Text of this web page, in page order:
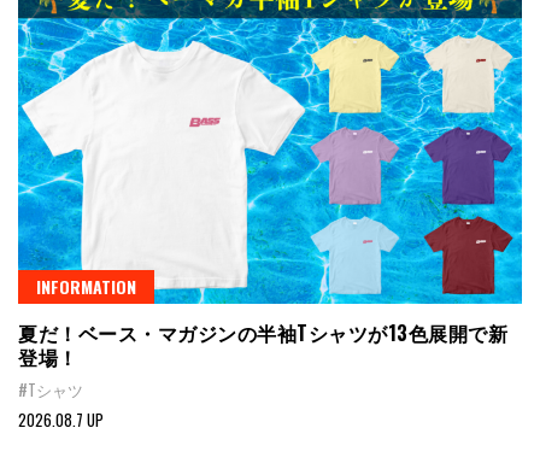
INFORMATION
夏だ！ベース・マガジンの半袖Tシャツが13色展開で新
登場！
#Tシャツ
2026.08.7 UP